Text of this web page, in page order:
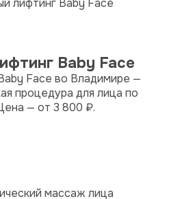
Baby Face
Face во Владимире —
процедура для лица по
— от 3 800 ₽.